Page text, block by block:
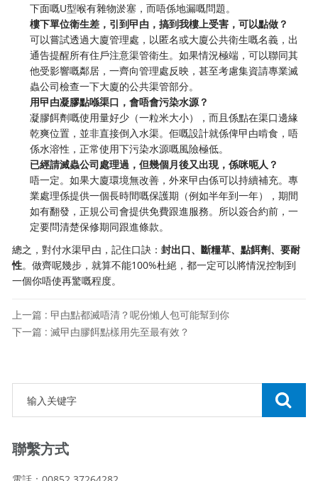
下面嘅U型喉有雜物淤塞，而唔係地漏嘅問題。
樓下單位衛生差，引到曱甴，搞到我樓上受害，可以點做？
可以嘗試透過大廈管理處，以匿名或大廈公共衛生嘅名義，出
通告提醒所有住戶注意渠管衛生。如果情況極端，可以聯同其
他受影響嘅鄰居，一齊向管理處反映，甚至考慮集資請專業滅
蟲公司檢查一下大廈的公共渠管部分。
用曱甴凝膠點喺渠口，會唔會污染水源？
凝膠餌劑嘅使用量好少（一粒米大小），而且係點在渠口邊緣
乾爽位置，並非直接倒入水渠。佢嘅設計就係俾曱甴啃食，唔
係水溶性，正常使用下污染水源嘅風險極低。
已經請滅蟲公司處理過，但幾個月後又出現，係咪呃人？
唔一定。如果大廈環境無改善，外來曱甴係可以持續補充。專
業處理係提供一個長時間嘅保護期（例如半年到一年），期間
如有翻發，正規公司會提供免費跟進服務。所以簽合約前，一
定要問清楚保修期同跟進條款。
總之，對付水渠曱甴，記住口訣：封出口、斷糧草、點餌劑、要耐
性。做齊呢幾步，就算不能100%杜絕，都一定可以將情況控制到
一個你唔使再驚嘅程度。
上一篇 : 曱甴點都滅唔清？呢份懶人包可能幫到你
下一篇 : 滅曱甴膠餌點樣用先至最有效？
聯繫方式